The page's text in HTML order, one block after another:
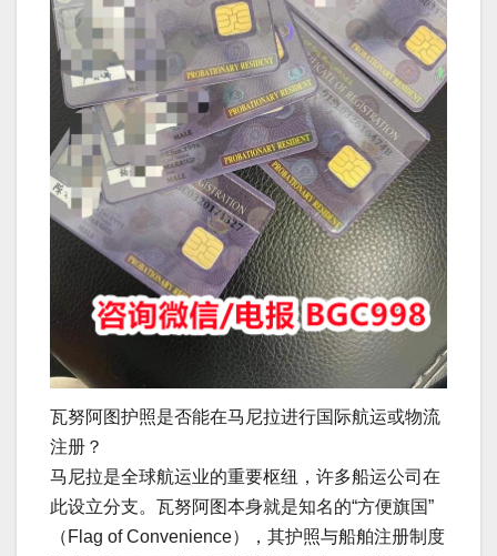
瓦努阿图护照是否能在马尼拉进行国际航运或物流
注册？
马尼拉是全球航运业的重要枢纽，许多船运公司在
此设立分支。瓦努阿图本身就是知名的“方便旗国”
（Flag of Convenience），其护照与船舶注册制度